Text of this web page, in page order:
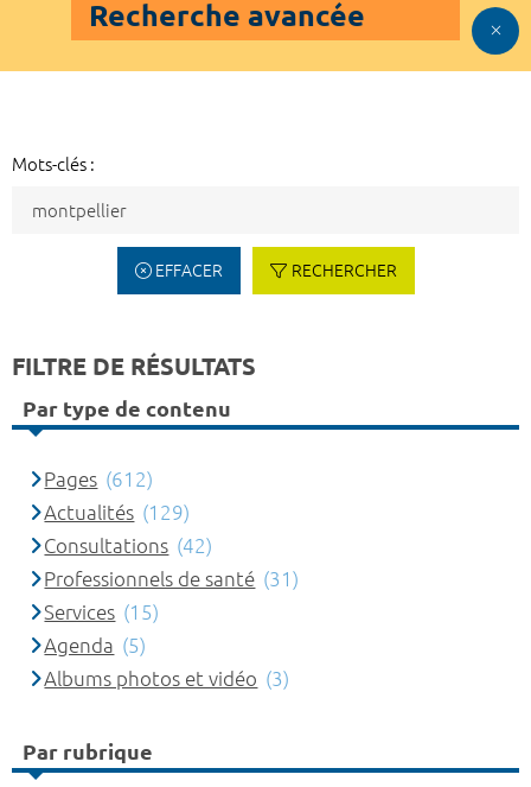
Recherche avancée
Mots-clés :
EFFACER RECHERCHER
FILTRE DE RÉSULTATS
Par type de contenu
Pages (612)
Actualités (129)
Consultations (42)
Professionnels de santé (31)
Services (15)
Agenda (5)
Albums photos et vidéo (3)
Par rubrique